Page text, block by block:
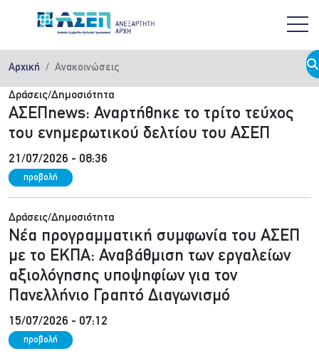
Αρχική Ανακοινώσεις
Δράσεις/Δημοσιότητα
ΑΣΕΠnews: Αναρτήθηκε το τρίτο τεύχος
του ενημερωτικού δελτίου του ΑΣΕΠ
21/07/2026 - 08:36
προβολή
Δράσεις/Δημοσιότητα
Νέα προγραμματική συμφωνία του ΑΣΕΠ
με το ΕΚΠΑ: Αναβάθμιση των εργαλείων
αξιολόγησης υποψηφίων για τον
Πανελλήνιο Γραπτό Διαγωνισμό
15/07/2026 - 07:12
προβολή